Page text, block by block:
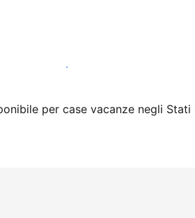
subito a lavorare con noi
per case vacanze negli